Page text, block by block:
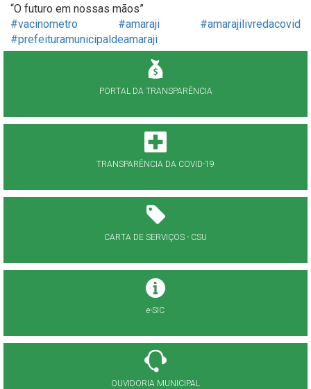
“O futuro em nossas mãos”
#vacinometro
#amaraji
#amarajilivredacovid
#prefeituramunicipaldeamaraji
PORTAL DA TRANSPARÊNCIA
TRANSPARÊNCIA DA COVID-19
CARTA DE SERVIÇOS - CSU
e-SIC
OUVIDORIA MUNICIPAL